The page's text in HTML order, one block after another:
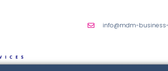
info@mdm-business-